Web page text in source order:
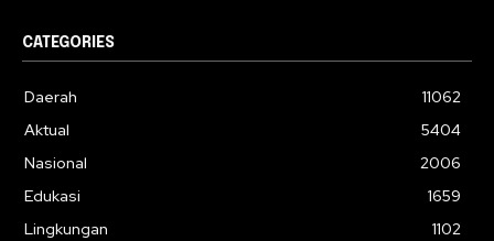
CATEGORIES
Daerah
11062
Aktual
5404
Nasional
2006
Edukasi
1659
Lingkungan
1102